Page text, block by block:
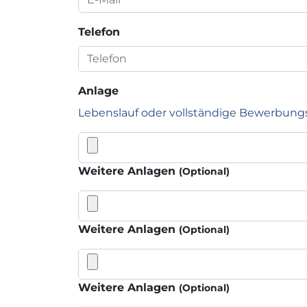
Telefon
Anlage
Lebenslauf oder vollständige
Weitere Anlagen (Optional)
Weitere Anlagen (Optional)
Weitere Anlagen (Optional)